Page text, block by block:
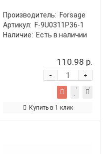
Производитель: Forsage
Артикул: F-9U0311P36-1
Наличие: Есть в наличии
110.98 р.
+
-
Купить в 1 клик